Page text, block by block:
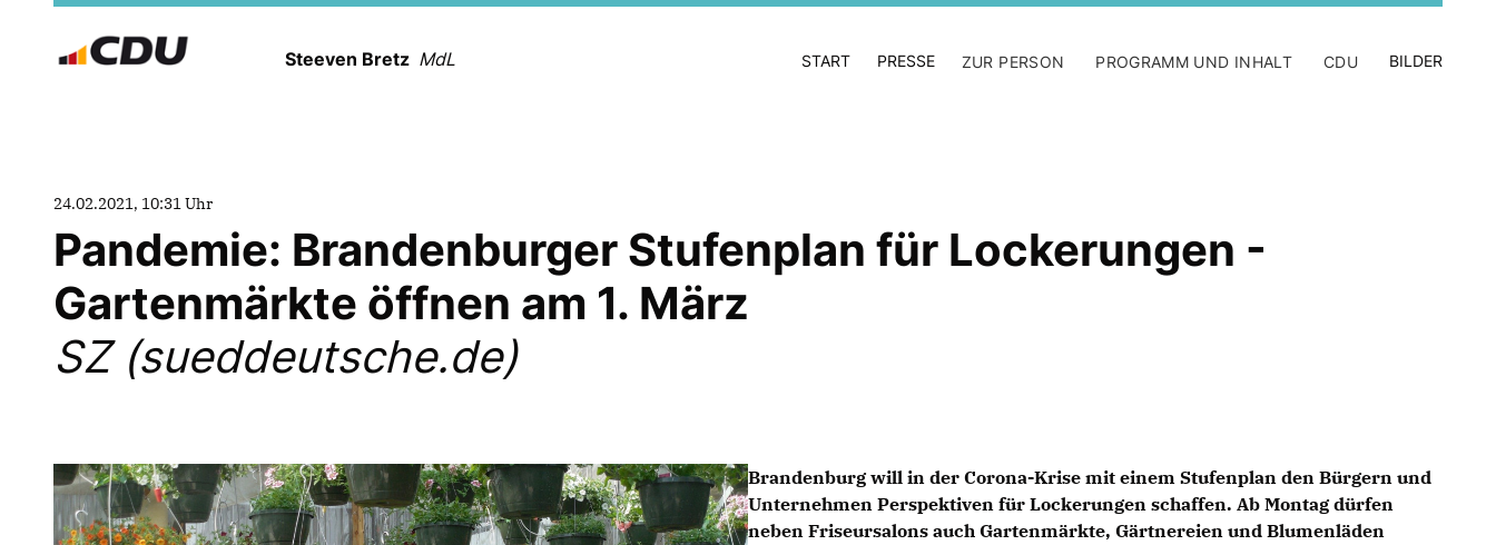
Steeven Bretz MdL START PRESSE ZUR PERSON PROGRAMM UND INHALT CDU BILDER
24.02.2021, 10:31 Uhr
Pandemie: Brandenburger Stufenplan für Lockerungen -
Gartenmärkte öffnen am 1. März
SZ (sueddeutsche.de)
Brandenburg will in der Corona-Krise mit einem Stufenplan den Bürgern und
Unternehmen Perspektiven für Lockerungen schaffen. Ab Montag dürfen
neben Friseursalons auch Gartenmärkte, Gärtnereien und Blumenläden